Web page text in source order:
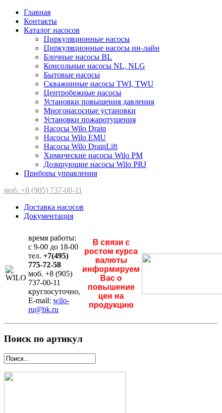
Главная
Контакты
Каталог насосов
Циркуляционные насосы
Циркуляционные насосы ин-лайн
Блочные насосы BL
Консольные насосы NL, NLG
Бытовые насосы
Скважинные насосы TWI, TWU
Центробежные насосы
Установки повышения давления
Многонасосные установки
Установки пожаротушения
Насосы Wilo Drain
Насосы Wilo EMU
Насосы Wilo DrainLift
Химические насосы Wilo PM
Дозирующие насосы Wilo PRJ
Приборы управления
моб. +8 (905) 737-00-11
Доставка насосов
Документация
время работы:
с 9-00 до 18-00
тел. +7(495)
775-72-58
моб. +8 (905)
737-00-11
круглосуточно,
E-mail: wilo-
ru@bk.ru
В связи с
ростом курса
валюты
информируем
Вас о
повышение
цен на
продукцию
Поиск по артикул